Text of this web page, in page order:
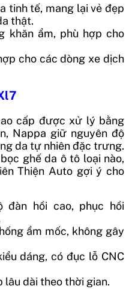
tinh tế, mang lại vẻ đẹp
thật.
khăn ẩm, phù hợp cho
cho các dòng xe dịch
cấp được xử lý bằng
Nappa giữ nguyên độ
da tự nhiên đặc trưng.
ghế da ô tô loại nào,
Thiện Auto gợi ý cho
đàn hồi cao, phục hồi
ẩm mốc, không gây
dáng, có đục lỗ CNC
lâu dài theo thời gian.